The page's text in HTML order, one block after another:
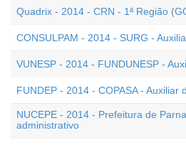
Quadrix - 2014 - CRN - 1ª Região
CONSULPAM - 2014 - SURG -
VUNESP - 2014 - FUNDUNESP -
FUNDEP - 2014 - COPASA - Auxiliar
NUCEPE - 2014 - Prefeitura de
administrativo